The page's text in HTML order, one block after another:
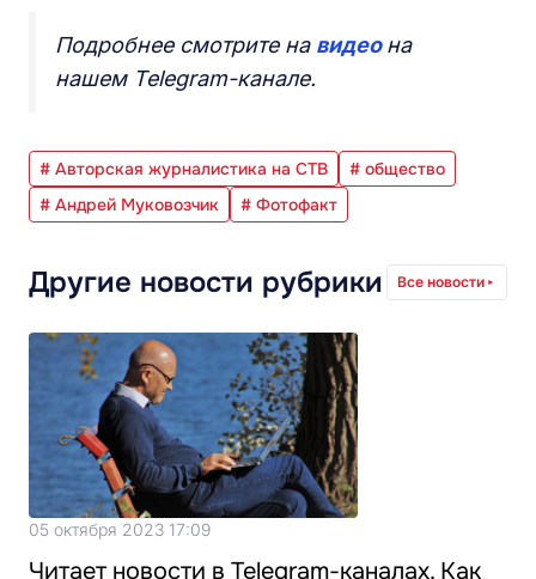
Подробнее смотрите на видеона
нашем Telegram-канале.
# Авторская журналистика на СТВ
# общество
# Андрей Муковозчик
# Фотофакт
Другие новости рубрики Все новости
05 октября 2023 17:09
Читает новости в Telegram-каналах. Как